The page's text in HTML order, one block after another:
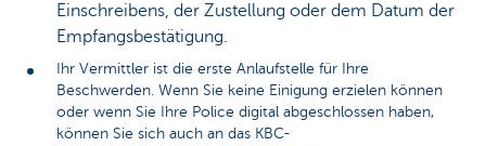
Einschreibens, der Zustellung oder dem Datum der
Empfangsbestätigung.
Ihr Vermittler ist die erste Anlaufstelle für Ihre
Beschwerden. Wenn Sie keine Einigung erzielen können
oder wenn Sie Ihre Police digital abgeschlossen haben,
können Sie sich auch an das KBC-